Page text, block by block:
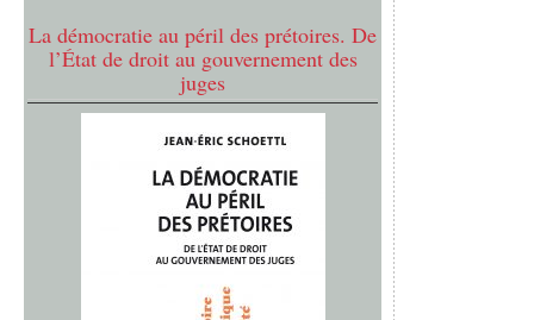
La démocratie au péril des prétoires. De
l’État de droit au gouvernement des
juges